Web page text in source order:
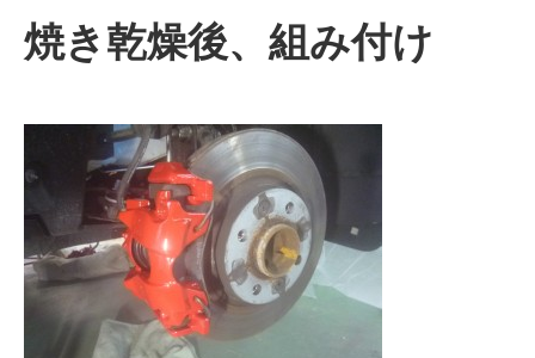
焼き乾燥後、組み付け